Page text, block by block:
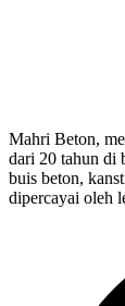
Mahri Beton,
dari 20 tahun di
buis beton,
dipercayai oleh